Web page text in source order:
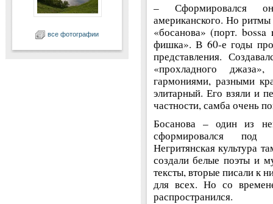
все фотографии
– Сформировался
американского. Но
«босанова»(порт.bossa
фишка». В 60-е годы
представления.
«прохладного
гармониями, разными
элитарный. Его взяли и
частности, самба очень
Босанова – один из
сформировался под
Негритянская культура
создали белые поэты и
тексты, вторые писали к
для всех. Но со
распространился.